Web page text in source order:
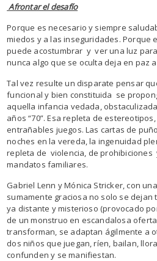
Afrontar el desafío
Porque es necesario y siempre
miedos y a las inseguridades. Porque
puede acostumbrar y ver una luz
nunca algo que se oculta deja en paz
Tal vez resulte un disparate pensar
funcional y bien constituida se
aquella infancia vedada,
años “70”. Esa repleta de
entrañables juegos. Las cartas de
noches en la vereda, la ingenuidad
repleta de violencia, de prohibiciones
mandatos familiares.
Gabriel Lenn y Mónica Stricker, con
sumamente graciosa no solo se
ya distante y misterioso (provocado
de un monstruo en escandalosa
transforman, se adaptan ágilmente a
dos niños que juegan, ríen, bailan,
confunden y se manifiestan.